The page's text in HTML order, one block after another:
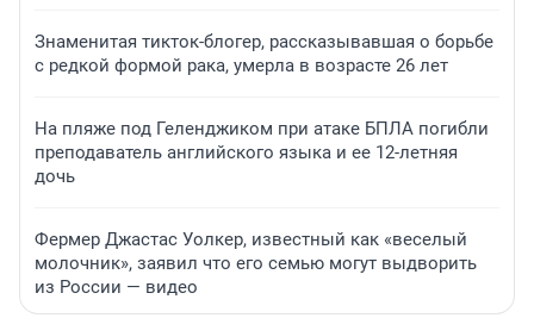
Знаменитая тикток-блогер, рассказывавшая о борьбе
с редкой формой рака, умерла в возрасте 26 лет
На пляже под Геленджиком при атаке БПЛА погибли
преподаватель английского языка и ее 12-летняя
дочь
Фермер Джастас Уолкер, известный как «веселый
молочник», заявил что его семью могут выдворить
из России — видео